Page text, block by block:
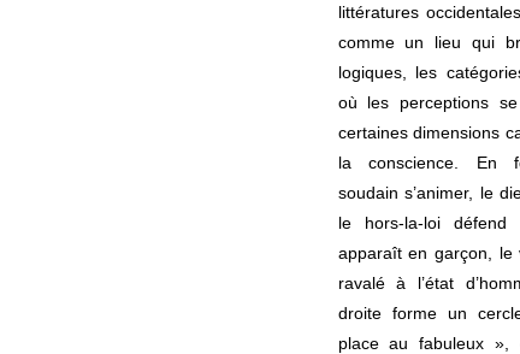
littératures
comme un lieu qui
logiques, les
où les perceptions
certaines dimensions
la conscience. En
soudain s’animer, le
le hors-la-loi défend
apparaît en garçon, le
ravalé à l’état
droite forme un
place au fabuleux »,